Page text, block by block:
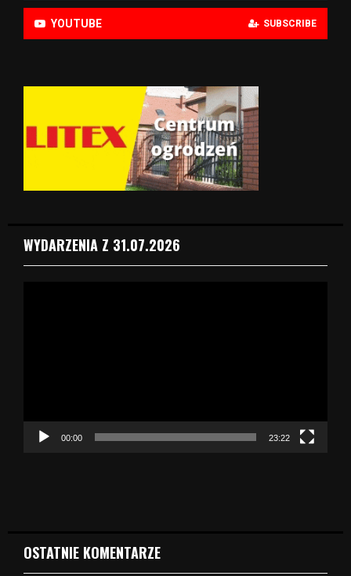
YOUTUBE SUBSCRIBE
WYDARZENIA Z 31.07.2026
c
00:00 23:22
OSTATNIE KOMENTARZE